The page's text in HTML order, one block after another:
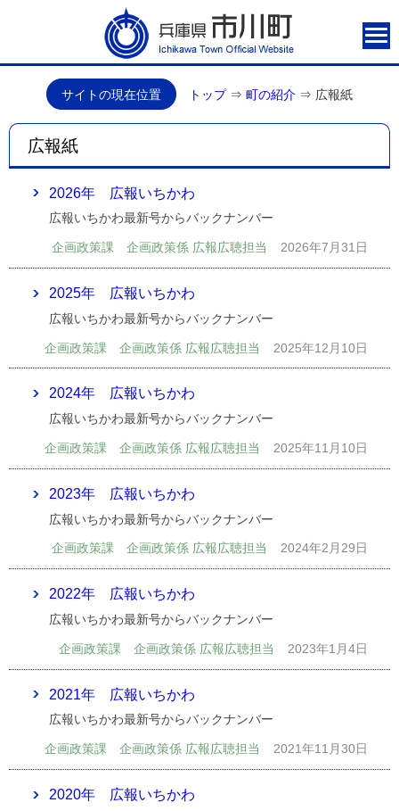
サイトの現在位置 トップ⇒ 町の紹介 ⇒ 広報紙
広報紙
2026年 広報いちかわ
広報いちかわ最新号からバックナンバー
企画政策課 企画政策係 広報広聴担当 2026年7月31日
2025年 広報いちかわ
広報いちかわ最新号からバックナンバー
企画政策課 企画政策係 広報広聴担当 2025年12月10日
2024年 広報いちかわ
広報いちかわ最新号からバックナンバー
企画政策課 企画政策係 広報広聴担当 2025年11月10日
2023年 広報いちかわ
広報いちかわ最新号からバックナンバー
企画政策課 企画政策係 広報広聴担当 2024年2月29日
2022年 広報いちかわ
広報いちかわ最新号からバックナンバー
企画政策課 企画政策係 広報広聴担当 2023年1月4日
2021年 広報いちかわ
広報いちかわ最新号からバックナンバー
企画政策課 企画政策係 広報広聴担当 2021年11月30日
2020年 広報いちかわ